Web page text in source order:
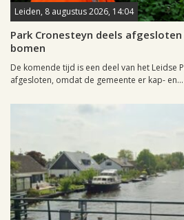
Leiden, 8 augustus 2026, 14:04
Park Cronesteyn deels
bomen
De komende tijd is een deel van het Leidse
afgesloten, omdat de gemeente er kap- en...